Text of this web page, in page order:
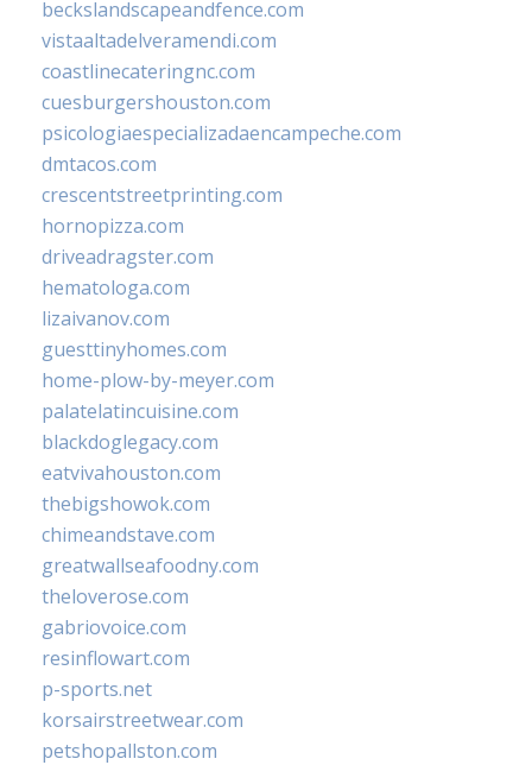
beckslandscapeandfence.com
vistaaltadelveramendi.com
coastlinecateringnc.com
cuesburgershouston.com
psicologiaespecializadaencampeche.com
dmtacos.com
crescentstreetprinting.com
hornopizza.com
driveadragster.com
hematologa.com
lizaivanov.com
guesttinyhomes.com
home-plow-by-meyer.com
palatelatincuisine.com
blackdoglegacy.com
eatvivahouston.com
thebigshowok.com
chimeandstave.com
greatwallseafoodny.com
theloverose.com
gabriovoice.com
resinflowart.com
p-sports.net
korsairstreetwear.com
petshopallston.com